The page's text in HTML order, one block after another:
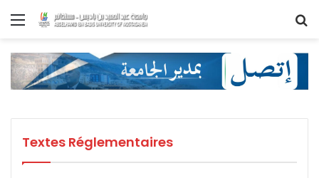
Menu
Textes Réglementaires